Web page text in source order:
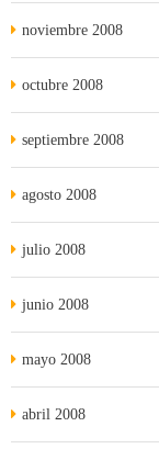
noviembre 2008
octubre 2008
septiembre 2008
agosto 2008
julio 2008
junio 2008
mayo 2008
abril 2008